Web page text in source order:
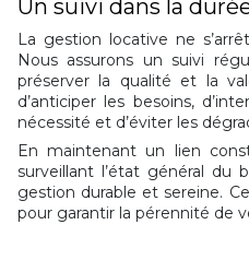
Un suivi dans la
La gestion locative ne
Nous assurons un suivi
préserver la qualité et la
d’anticiper les besoins,
nécessité et d’éviter les
En maintenant un lien
surveillant l’état général du
gestion durable et sereine.
pour garantir la pérennité de